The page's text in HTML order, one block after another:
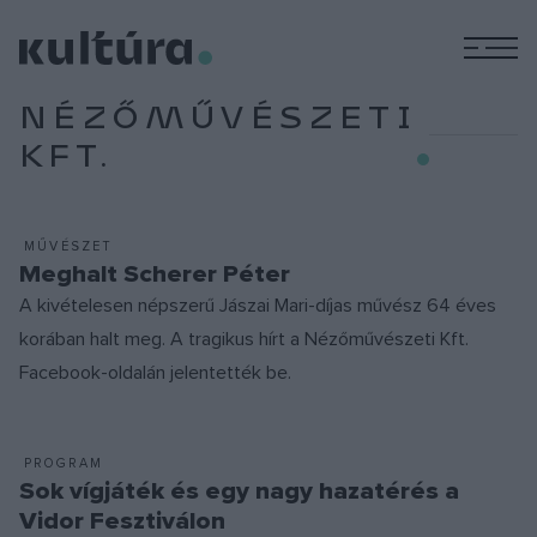
NÉZŐMŰVÉSZETI
KFT.
MŰVÉSZET
Meghalt Scherer Péter
A kivételesen népszerű Jászai Mari-díjas művész 64 éves
korában halt meg. A tragikus hírt a Nézőművészeti Kft.
Facebook-oldalán jelentették be.
PROGRAM
Sok vígjáték és egy nagy hazatérés a
Vidor Fesztiválon